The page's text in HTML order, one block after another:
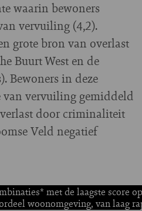
waarin bewoners
vervuiling (4,2).
grote bron van overlast
Buurt West en de
Bewoners in deze
van vervuiling gemiddeld
door criminaliteit
Veld negatief
met de laagste score
woonomgeving, van laag